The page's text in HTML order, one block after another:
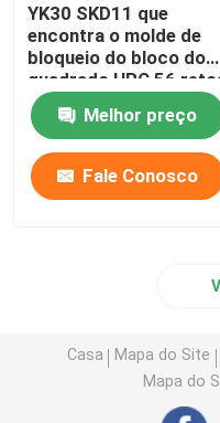
YK30 SKD11 que
encontra o molde de
bloqueio do bloco do
quadrado HRC 56
do padrão do bloco
Melhor preço
Fale Conosco
Casa Mapa do Site
Mapa do